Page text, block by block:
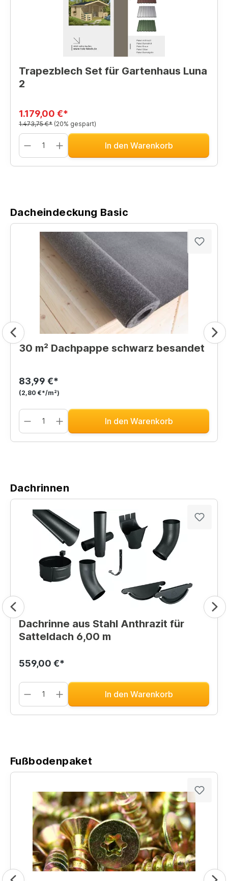
Trapezblech Set für Gartenhaus Luna
2
1.179,00 €*
1.473,75 €* (20% gespart)
In den Warenkorb
Dacheindeckung Basic
30 m² Dachpappe schwarz besandet
83,99 €*
(2,80 €*/m²)
In den Warenkorb
Dachrinnen
Dachrinne aus Stahl Anthrazit für
Satteldach 6,00 m
559,00 €*
In den Warenkorb
Fußbodenpaket